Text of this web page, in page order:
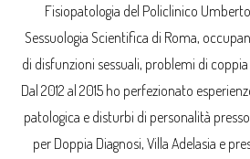
Fisiopatologia del Policlinico
Sessuologia Scientifica di Roma,
di disfunzioni sessuali, problemi di
Dal 2012 al 2015 ho perfezionato
patologica e disturbi di personalità
per Doppia Diagnosi, Villa Adelasia e